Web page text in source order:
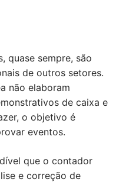
quase sempre, são
de outros setores.
não elaboram
de caixa e
o objetivo é
eventos.
que o contador
e correção de